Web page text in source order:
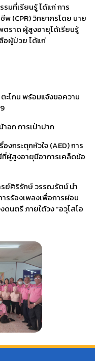
มที่เรียนรู้ ได้แก่ การ
(CPR) วิทยากรโดย นาย
ตราด ผู้สูงอายุได้เรียนรู้
อผู้ป่วย ได้แก่
ะโกน พร้อมแจ้งขอความ
อก การเป่าปาก
งกระตุกหัวใจ (AED) การ
ผู้สูงอายุมีอาการเคล็ดข้อ
รย์ศิริรักษ์ วรรณรัตน์ นำ
รร้องเพลงเพื่อการผ่อน
นตรี ภายใต้วง “อวุโสโอ